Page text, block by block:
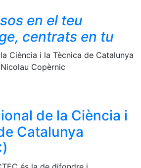
en el teu
centrats en tu
Ciència i la Tècnica de Catalunya
Copèrnic
de la Ciència i
Catalunya